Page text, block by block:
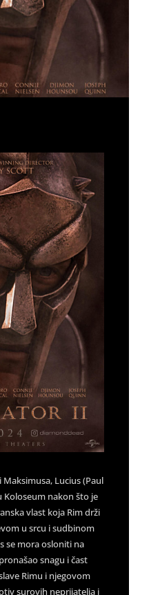
Lucius (Paul
Koloseum nakon što je
vlast koja Rim drži
u srcu i sudbinom
se mora osloniti na
snagu i čast
Rimu i njegovom
surovih neprijatelja i